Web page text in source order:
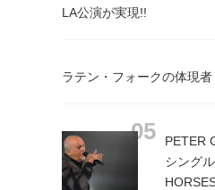
LA公演が実現!!
ラテン・フォークの体現
PETER
シング